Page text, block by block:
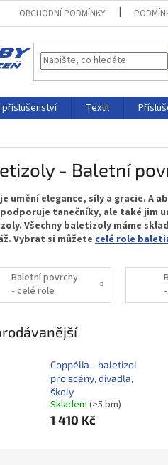
OBCHODNÍ PODMÍNKY
příslušenství Textil
- Baletní
umění elegance, síly a gracie. A
tanečníky, ale také jim
Všechny baletizoly máme
Vybrat si můžete celé role
Baletní povrchy
- celé role
Coppélia - baletizol
pro scény, divadla,
školy
Skladem (>5 bm)
1 410 Kč